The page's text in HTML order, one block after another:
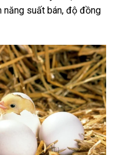
năng suất bán, độ đồng